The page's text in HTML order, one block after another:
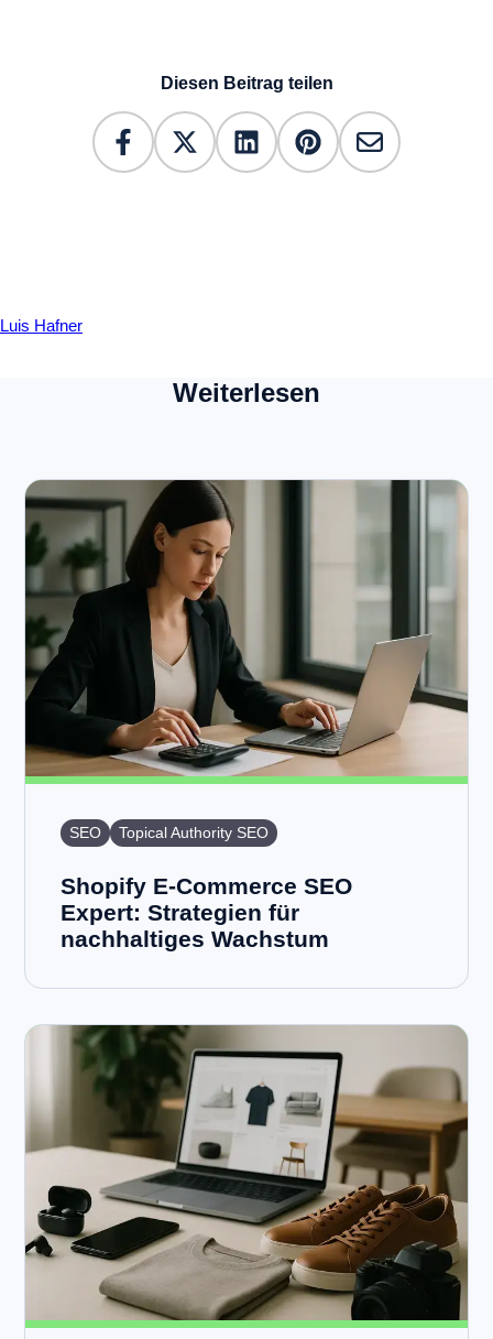
Diesen Beitrag teilen
Luis Hafner
Weiterlesen
SEO Topical Authority SEO
Shopify E-Commerce SEO
Expert: Strategien für
nachhaltiges Wachstum